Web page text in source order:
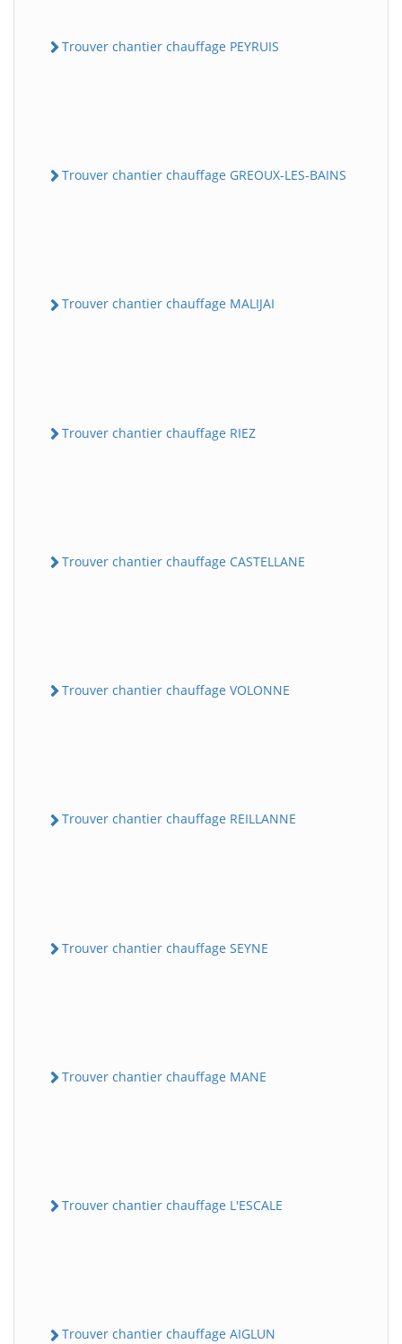
Trouver chantier chauffage PEYRUIS
Trouver chantier chauffage GREOUX-LES-BAINS
Trouver chantier chauffage MALIJAI
Trouver chantier chauffage RIEZ
Trouver chantier chauffage CASTELLANE
Trouver chantier chauffage VOLONNE
Trouver chantier chauffage REILLANNE
Trouver chantier chauffage SEYNE
Trouver chantier chauffage MANE
Trouver chantier chauffage L'ESCALE
Trouver chantier chauffage AIGLUN